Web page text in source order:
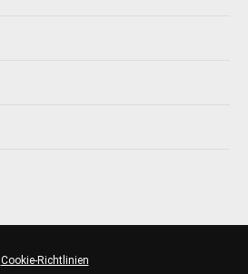
Cookie-Richtlinien